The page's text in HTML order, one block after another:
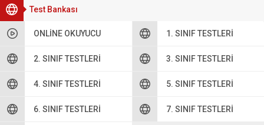
Test Bankası
ONLINE OKUYUCU 1. SINIF TESTLERI
2. SINIF TESTLERI 3. SINIF TESTLERI
4. SINIF TESTLERI 5. SINIF TESTLERI
6. SINIF TESTLERI 7. SINIF TESTLERI